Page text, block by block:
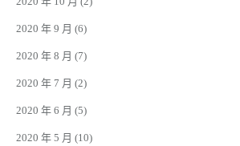
2020 年 9 月 (6)
2020 年 8 月 (7)
2020 年 7 月 (2)
2020 年 6 月 (5)
2020 年 5 月 (10)